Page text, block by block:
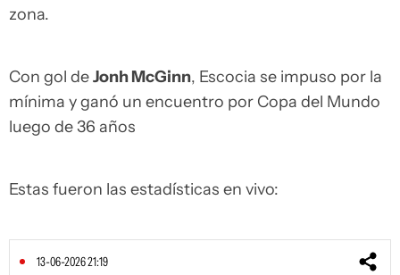
zona.
Con gol deJonh McGinn, Escocia se impuso por la
mínima y ganó un encuentro por Copa del Mundo
luego de 36 años
Estas fueron las estadísticas en vivo:
13-06-2026 21:19